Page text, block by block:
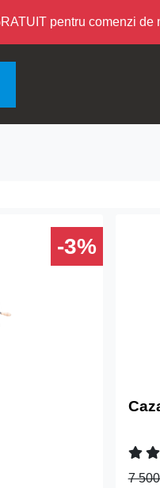
pentru comenzi de
-3%
7